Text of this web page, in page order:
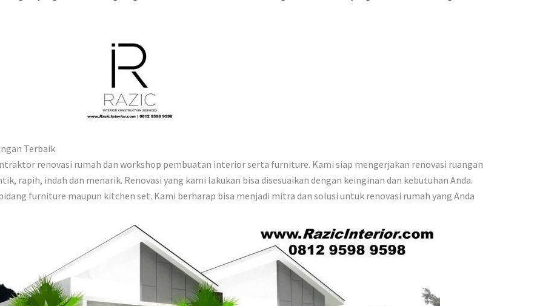
Terbaik
renovasi rumah dan workshop pembuatan interior serta furniture. Kami siap mengerjakan renovasi ruangan
rapih, indah dan menarik. Renovasi yang kami lakukan bisa disesuaikan dengan keinginan dan kebutuhan Anda.
furniture maupun kitchen set. Kami berharap bisa menjadi mitra dan solusi untuk renovasi rumah yang Anda